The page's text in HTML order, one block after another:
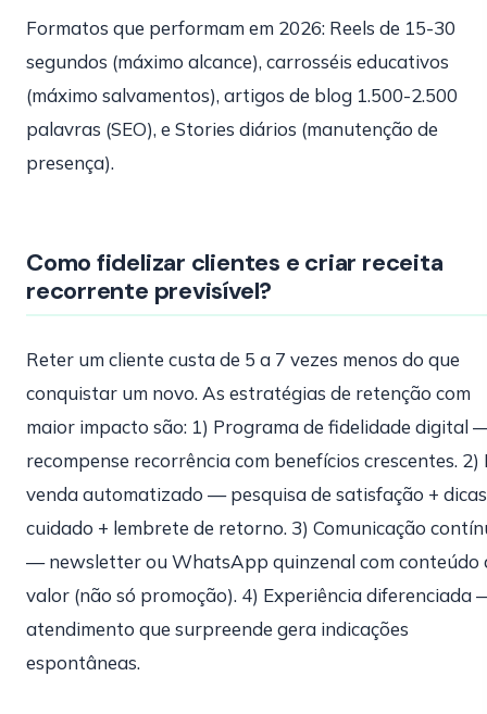
Formatos que performam em 2026: Reels de 15-30
segundos (máximo alcance), carrosséis educativos
(máximo salvamentos), artigos de blog 1.500-2.500
palavras (SEO), e Stories diários (manutenção de
presença).
Como fidelizar clientes e criar receita
recorrente previsível?
Reter um cliente custa de 5 a 7 vezes menos do que
conquistar um novo. As estratégias de retenção com
maior impacto são: 1) Programa de fidelidade digital
recompense recorrência com benefícios crescentes. 2)
venda automatizado — pesquisa de satisfação +
cuidado + lembrete de retorno. 3) Comunicação
— newsletter ou WhatsApp quinzenal com conteúdo
valor (não só promoção). 4) Experiência diferenciada
atendimento que surpreende gera indicações
espontâneas.